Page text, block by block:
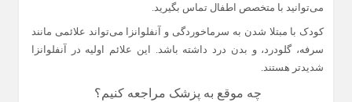
می‌توانید با متخصص اطفال تماس بگیرید.
کودک با مبتلا شدن به سرماخوردگی و آنفلوانزا می‌تواند علائمی مانند
سرفه، گلودرد، و بدن درد داشته باشد. این علائم اولیه در آنفلوانزا
شدیدتر هستند.
چه موقع به پزشک مراجعه کنیم؟